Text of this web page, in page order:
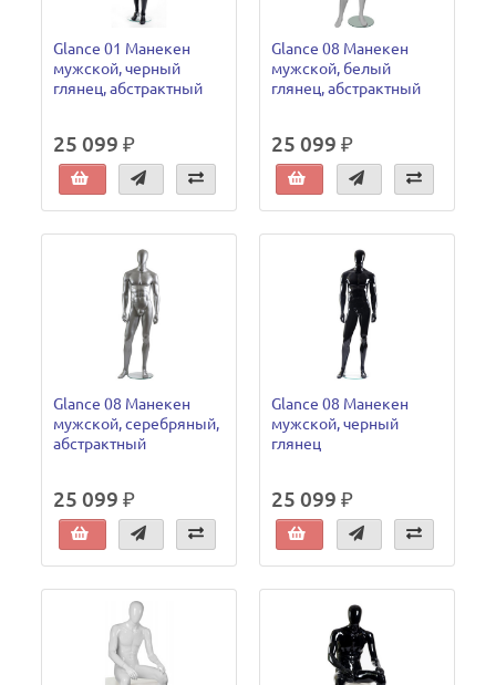
Glance 01 Манекен
мужской, черный
глянец, абстрактный
25 099 ₽
Glance 08 Манекен
мужской, белый
глянец, абстрактный
25 099 ₽
Glance 08 Манекен
мужской, серебряный,
абстрактный
25 099 ₽
Glance 08 Манекен
мужской, черный
глянец
25 099 ₽